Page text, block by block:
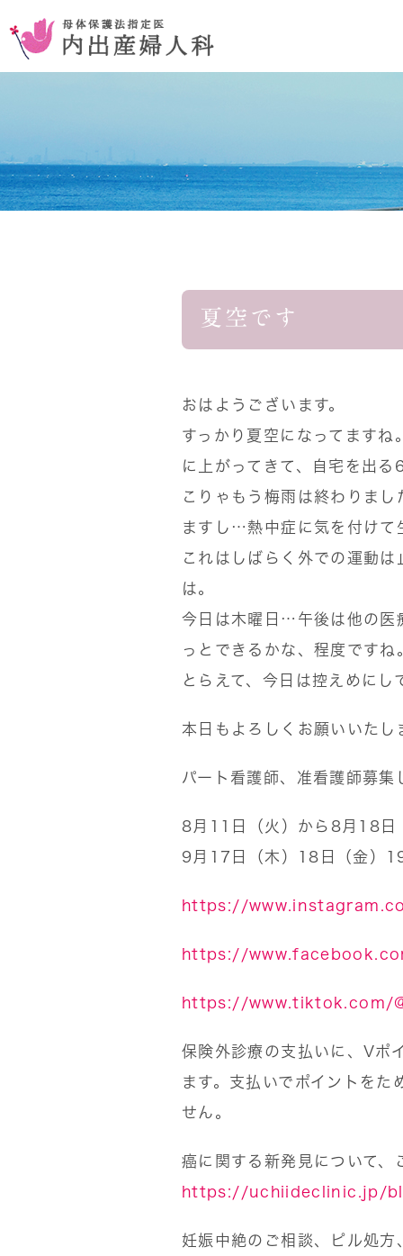
コンセプ
お腹を切らない手術
おりものの異常
夏空です
おはようございます。
すっかり夏空になってます
に上がってきて、自宅を出
こりゃもう梅雨は終わりま
ますし…熱中症に気を付けて
これはしばらく外での運動
は。
今日は木曜日…午後は他の医
っとできるかな、程度です
とらえて、今日は控えめにし
本日もよろしくお願いいたし
パート看護師、准看護師募
8月11日（火）から8月18日
9月17日（木）18日（金）
https://
https://
https://www.tiktok.com/
保険外診療の支払いに、Vポ
ます。支払いでポイントを
せん。
癌に関する新発見について、
https://uchiideclinic.jp/
妊娠中絶のご相談、ピル処